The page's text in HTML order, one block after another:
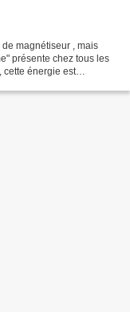
magnétiseur , mais
présente chez tous les
cette énergie est